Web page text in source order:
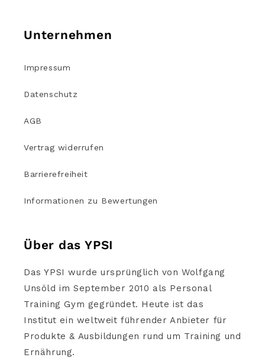
Unternehmen
Impressum
Datenschutz
AGB
Vertrag widerrufen
Barrierefreiheit
Informationen zu Bewertungen
Über das YPSI
Das YPSI wurde ursprünglich von Wolfgang
Unsöld im September 2010 als Personal
Training Gym gegründet. Heute ist das
Institut ein weltweit führender Anbieter für
Produkte & Ausbildungen rund um Training und
Ernährung.